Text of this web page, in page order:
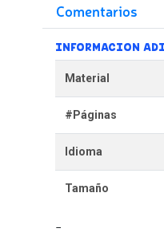
Comentarios
INFORMACION
Material
#Páginas
Idioma
Tamaño